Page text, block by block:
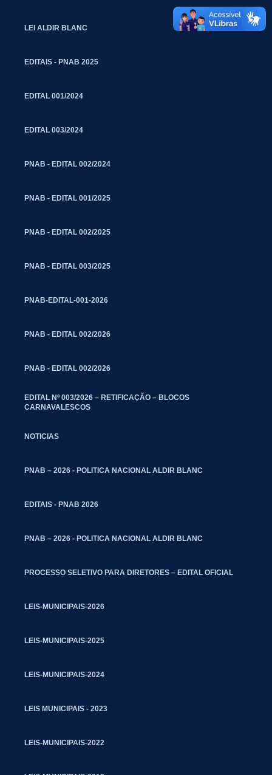
LEI ALDIR BLANC
EDITAIS - PNAB 2025
EDITAL 001/2024
EDITAL 003/2024
PNAB - EDITAL 002/2024
PNAB - EDITAL 001/2025
PNAB - EDITAL 002/2025
PNAB - EDITAL 003/2025
PNAB-EDITAL-001-2026
PNAB - EDITAL 002/2026
PNAB - EDITAL 002/2026
EDITAL Nº 003/2026 – RETIFICAÇÃO – BLOCOS
CARNAVALESCOS
NOTICIAS
PNAB – 2026 - POLITICA NACIONAL ALDIR BLANC
EDITAIS - PNAB 2026
PNAB – 2026 - POLITICA NACIONAL ALDIR BLANC
PROCESSO SELETIVO PARA DIRETORES – EDITAL OFICIAL
LEIS-MUNICIPAIS-2026
LEIS-MUNICIPAIS-2025
LEIS-MUNICIPAIS-2024
LEIS MUNICIPAIS - 2023
LEIS-MUNICIPAIS-2022